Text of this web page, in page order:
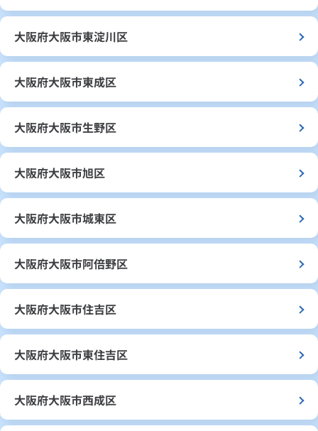
大阪府大阪市東淀川区
大阪府大阪市東成区
大阪府大阪市生野区
大阪府大阪市旭区
大阪府大阪市城東区
大阪府大阪市阿倍野区
大阪府大阪市住吉区
大阪府大阪市東住吉区
大阪府大阪市西成区